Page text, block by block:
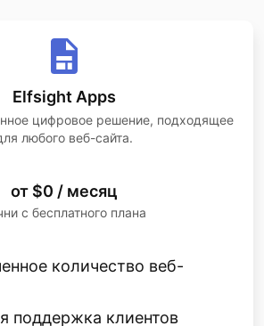
Elfsight Apps
цифровое решение, подходящее
любого веб-сайта.
от $0 / месяц
с бесплатного плана
количество веб-
поддержка клиентов